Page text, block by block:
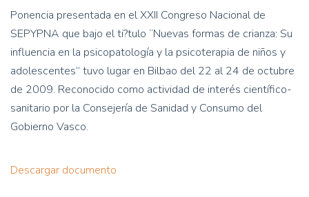
Ponencia presentada en el XXII Congreso Nacional de
SEPYPNA que bajo el ti?tulo “Nuevas formas de crianza: Su
influencia en la psicopatología y la psicoterapia de niños y
adolescentes” tuvo lugar en Bilbao del 22 al 24 de octubre
de 2009. Reconocido como actividad de interés científico-
sanitario por la Consejería de Sanidad y Consumo del
Gobierno Vasco.
Descargar documento